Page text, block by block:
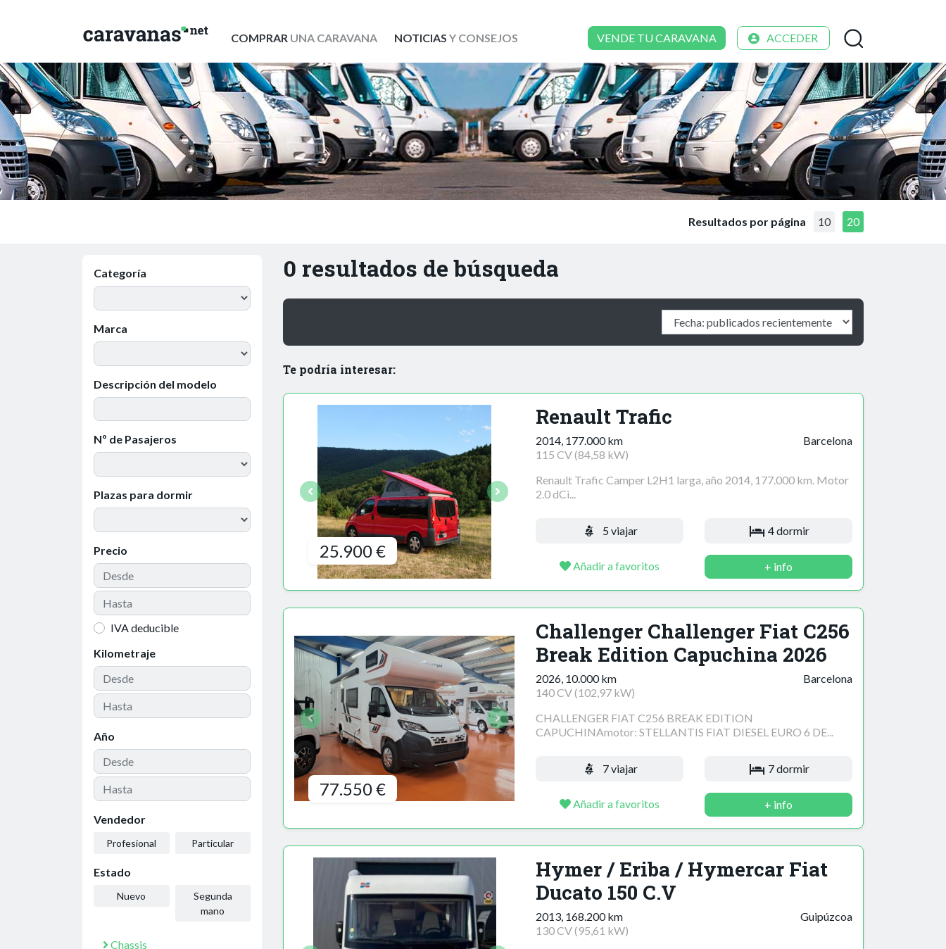
COMPRARUNA CARAVANA NOTICIAS Y CONSEJOS VENDE TU CARAVANA ACCEDER
Resultados por página 10 20
Categoría
Marca
Descripción del modelo
Nº de Pasajeros
Plazas para dormir
Precio
IVA deducible
Kilometraje
Año
Vendedor
Profesional Particular
Estado
Nuevo
Segunda
mano
Chassis
0 resultados de búsqueda
Te podría interesar:
25.900 €
Renault Trafic
2014, 177.000 km
115 CV (84,58 kW)
Barcelona
Renault Trafic Camper L2H1 larga, año 2014, 177.000 km. Motor
2.0 dCi...
5 viajar 4 dormir
Añadir a favoritos + info
77.550 €
Challenger Challenger Fiat C256
Break Edition Capuchina 2026
2026, 10.000 km
140 CV (102,97 kW)
Barcelona
CHALLENGER FIAT C256 BREAK EDITION
CAPUCHINAmotor: STELLANTIS FIAT DIESEL EURO 6 DE...
7 viajar 7 dormir
Añadir a favoritos + info
Hymer / Eriba / Hymercar Fiat
Ducato 150 C.V
2013, 168.200 km
130 CV (95,61 kW)
Guipúzcoa